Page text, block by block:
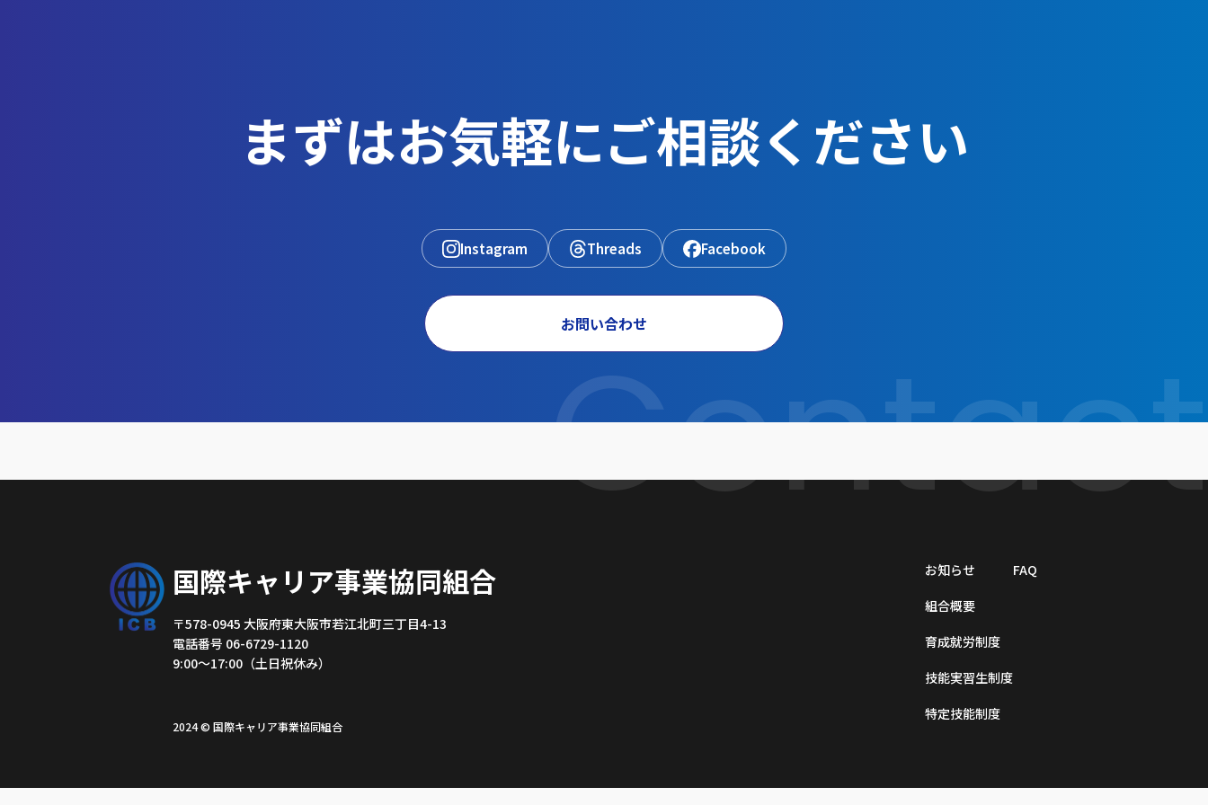
まずはお気軽にご相談ください
Instagram Threads Facebook
お問い合わせ
Contact
国際キャリア事業協同組合
〒578-0945 大阪府東大阪市若江北町三丁目4-13
電話番号 06-6729-1120
9:00～17:00（土日祝休み）
2024 © 国際キャリア事業協同組合
お知らせ
組合概要
育成就労制度
技能実習生制度
特定技能制度
FAQ